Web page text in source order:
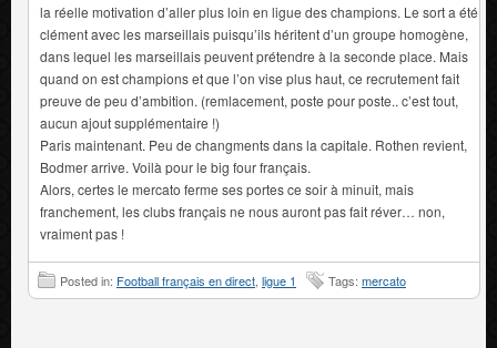
la réelle motivation d’aller plus loin en ligue des champions. Le sort a été
clément avec les marseillais puisqu’ils héritent d’un groupe homogène,
dans lequel les marseillais peuvent prétendre à la seconde place. Mais
quand on est champions et que l’on vise plus haut, ce recrutement fait
preuve de peu d’ambition. (remlacement, poste pour poste.. c’est tout,
aucun ajout supplémentaire !)
Paris maintenant. Peu de changments dans la capitale. Rothen revient,
Bodmer arrive. Voilà pour le big four français.
Alors, certes le mercato ferme ses portes ce soir à minuit, mais
franchement, les clubs français ne nous auront pas fait réver… non,
vraiment pas !
Posted in: Football français en direct ligue 1 Tags: mercato